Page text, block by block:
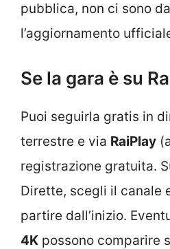
pubblica, non ci sono
l’aggiornamento
Se la gara è su
Puoi seguirla gratis in
terrestre e via RaiPlay
registrazione gratuita.
Dirette, scegli il canale
partire dall’inizio.
4K possono comparire